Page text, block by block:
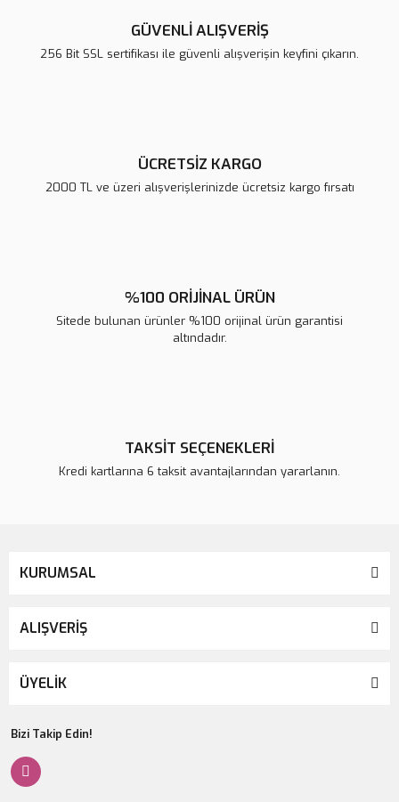
Ürün açıklamasında eksik bilgiler bulunuyor.
GÜVENLİ ALIŞVERİŞ
256 Bit SSL sertifikası ile güvenli alışverişin keyfini çıkarın.
ÜCRETSİZ KARGO
2000 TL ve üzeri alışverişlerinizde ücretsiz kargo fırsatı
%100 ORİJİNAL ÜRÜN
Sitede bulunan ürünler %100 orijinal ürün garantisi
altındadır.
TAKSİT SEÇENEKLERİ
Kredi kartlarına 6 taksit avantajlarından yararlanın.
KURUMSAL
ALIŞVERİŞ
ÜYELİK
Bizi Takip Edin!